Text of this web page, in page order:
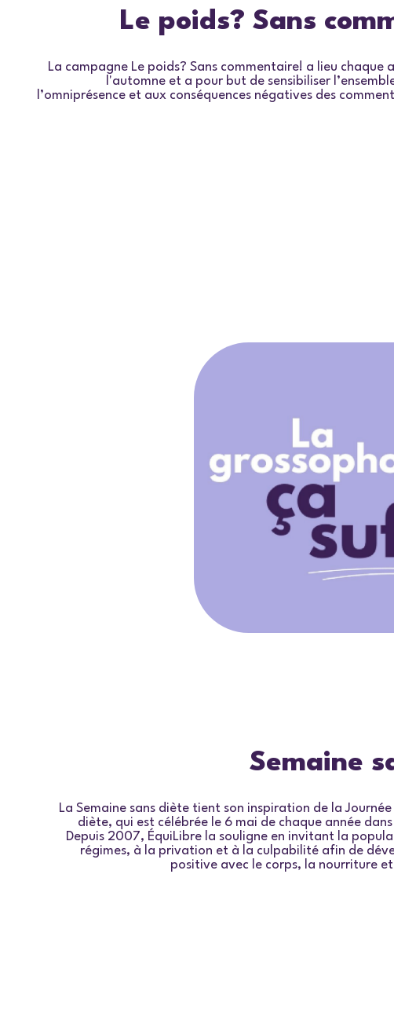
Le poids? Sans
La campagne Le poids? Sans commentaire! a lieu chaque
l'automne et a pour but de sensibiliser
l’omniprésence et aux conséquences négatives des
Semaine
La Semaine sans diète tient son inspiration de la
diète, qui est célébrée le 6 mai de chaque année
Depuis 2007, ÉquiLibre la souligne en invitant la
régimes, à la privation et à la culpabilité afin de
positive avec le corps, la nourriture